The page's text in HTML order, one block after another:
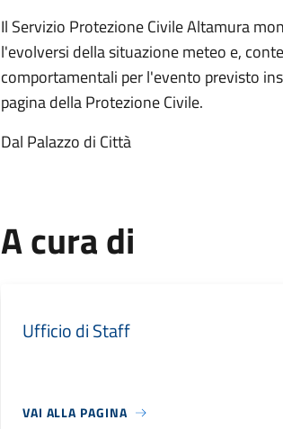
Il Servizio Protezione Civile Altamura
l'evolversi della situazione meteo e,
comportamentali per l'evento previsto
pagina della Protezione Civile.
Dal Palazzo di Città
A cura di
Ufficio di Staff
VAI ALLA PAGINA